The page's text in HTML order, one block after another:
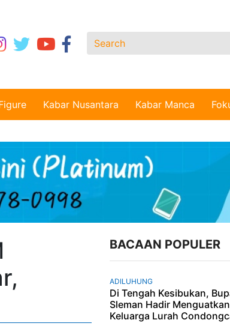
Kabar Nusantara Kabar Manca
BACAAN POPULER
ADILUHUNG
Di Tengah Kesibukan,
Sleman Hadir Menguatkan
Keluarga Lurah